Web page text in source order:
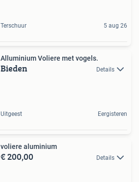
Terschuur 5 aug 26
Alluminium Voliere met vogels.
Bieden Details
Uitgeest Eergisteren
voliere aluminium
€ 200,00 Details